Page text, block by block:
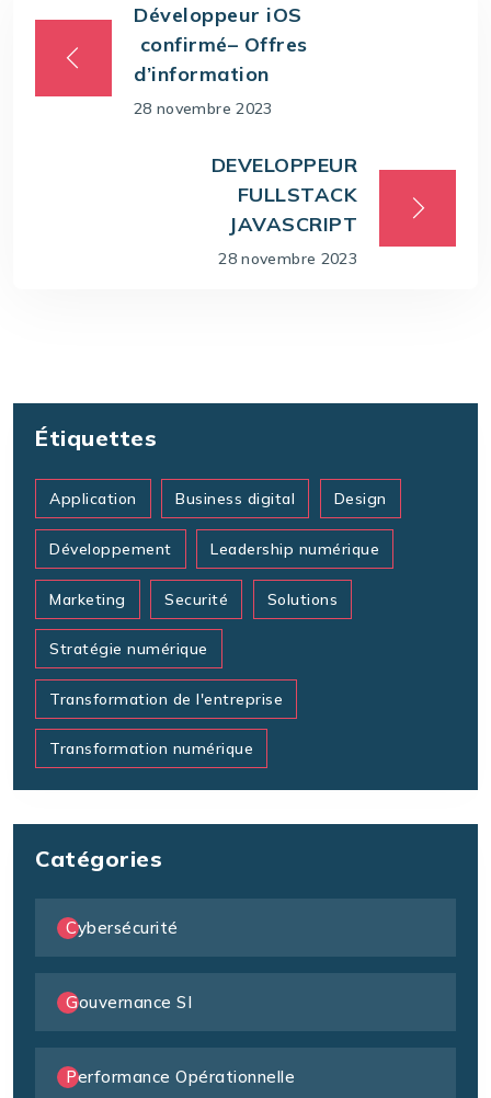
Développeur iOS
confirmé– Offres
d’information
28 novembre 2023
DEVELOPPEUR
FULLSTACK
JAVASCRIPT
28 novembre 2023
Étiquettes
Application Business digital Design
Développement Leadership numérique
Marketing Securité Solutions
Stratégie numérique
Transformation de l'entreprise
Transformation numérique
Catégories
Cybersécurité
Gouvernance SI
Performance Opérationnelle